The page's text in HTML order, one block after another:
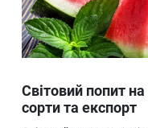
Світовий попит
сорти та експорт